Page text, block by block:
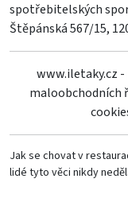
spotřebitelských
Štěpánská 567/15,
www.iletaky.cz
maloobchodních
Jak se chovat v
lidé tyto věci nikdy